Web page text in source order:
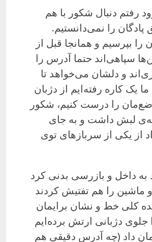
رفتم دنبال شکور با هم
را نمی‌دانستیم.
بپرسیم و همانجا قبل از
سپاهی‌اند حتما آدرس را
و دلشان می‌خواهد تا
کاره رفته‌ایم از دژبان
را درست کنیم، شکور
لبش داشت و به جای
از یکی از سربازهای توی
داخل و بازرسی بدنی کرد
را هم تفتیش کردند
کلی خط و نشان برایمان
دژبانی ارتش برده‌ایم
داد (چه آدرس دقیقی هم